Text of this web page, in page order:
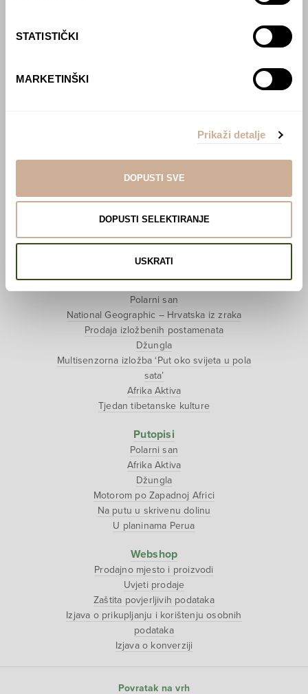
STATISTIČKI
MARKETINŠKI
Prikaži detalje
DOPUSTI SVE
DOPUSTI SELEKTIRANJE
USKRATI
Lovci sakupljači
O projektu
Pogledaj VR film
Event s autorom
Polarni san
National Geographic – Hrvatska iz zraka
Prodaja izložbenih postamenata
Džungla
Multisenzorna izložba ‘Put oko svijeta u pola
sata’
Afrika Aktiva
Tjedan tibetanske kulture
Putopisi
Polarni san
Afrika Aktiva
Džungla
Motorom po Zapadnoj Africi
Na putu u skrivenu dolinu
U planinama Perua
Webshop
Prodajno mjesto i proizvodi
Uvjeti prodaje
Zaštita povjerljivih podataka
Izjava o prikupljanju i korištenju osobnih
podataka
Izjava o konverziji
Povratak na vrh